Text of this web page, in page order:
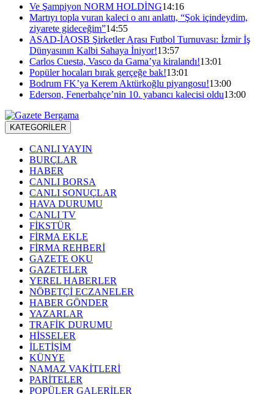
Ve Şampiyon NORM HOLDİNG14:16
Martıyı topla vuran kaleci o anı anlattı, “Şok içindeydim,
ziyarete gideceğim”14:55
ASAD-İAOSB Şirketler Arası Futbol Turnuvası: İzmir İş
Dünyasının Kalbi Sahaya İniyor!13:57
Carlos Cuesta, Vasco da Gama’ya kiralandı!13:01
Popüler hocaları bırak gerçeğe bak!13:01
Bodrum FK’ya Kerem Aktürkoğlu piyangosu!13:00
Ederson, Fenerbahçe’nin 10. yabancı kalecisi oldu13:00
KATEGORİLER
CANLI YAYIN
BURÇLAR
HABER
CANLI BORSA
CANLI SONUÇLAR
HAVA DURUMU
CANLI TV
FİKSTÜR
FİRMA EKLE
FİRMA REHBERİ
GAZETE OKU
GAZETELER
YEREL HABERLER
NÖBETÇİ ECZANELER
HABER GÖNDER
YAZARLAR
TRAFİK DURUMU
HİSSELER
İLETİŞİM
KÜNYE
NAMAZ VAKİTLERİ
PARİTELER
POPÜLER GALERİLER